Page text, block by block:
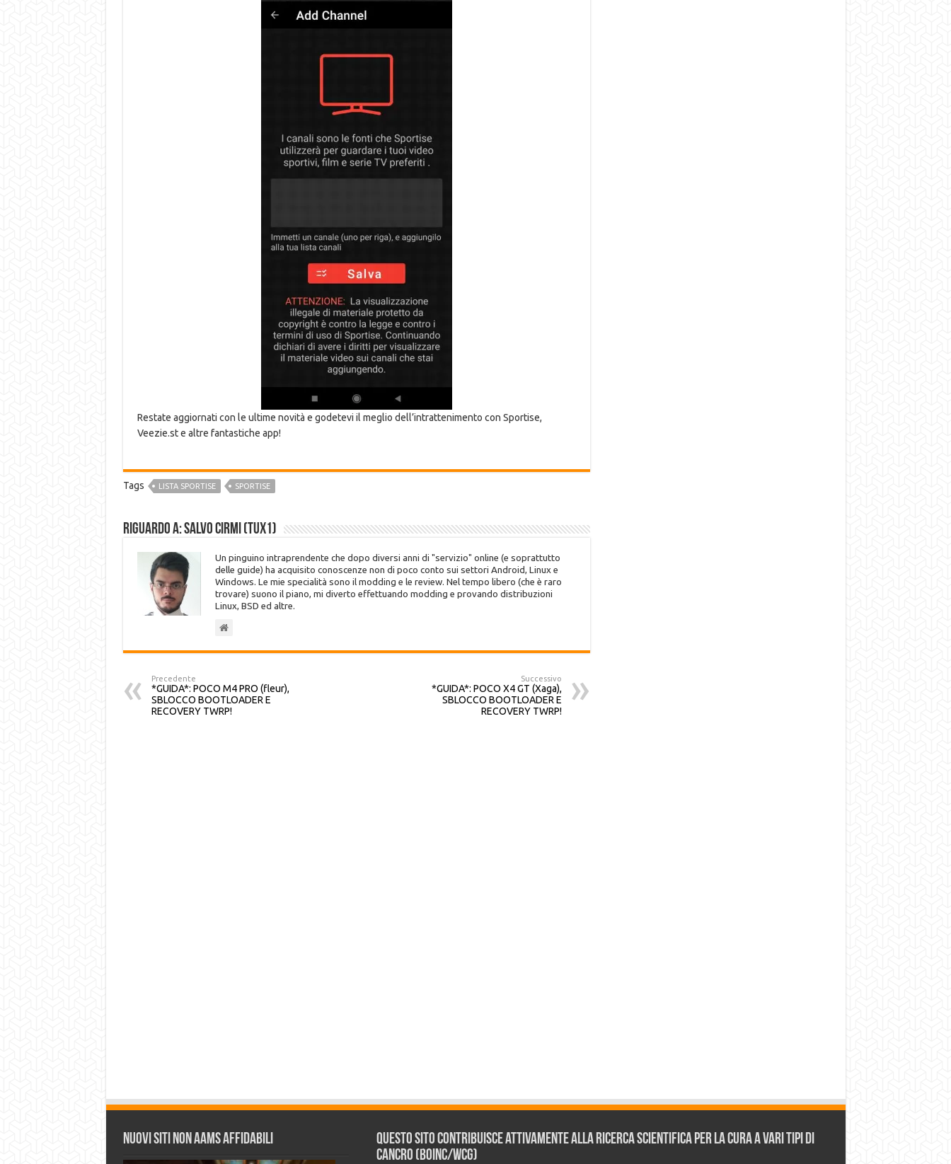
Restate aggiornati con le ultime novità e godetevi il meglio dell’intrattenimento con Sportise,
Veezie.st e altre fantastiche app!
Tags LISTA SPORTISE SPORTISE
Riguardo a: Salvo Cirmi (Tux1)
Un pinguino intraprendente che dopo diversi anni di "servizio" online (e soprattutto
delle guide) ha acquisito conoscenze non di poco conto sui settori Android, Linux e
Windows. Le mie specialità sono il modding e le review. Nel tempo libero (che è raro
trovare) suono il piano, mi diverto effettuando modding e provando distribuzioni
Linux, BSD ed altre.
Precedente
*GUIDA*: POCO M4 PRO (fleur),
SBLOCCO BOOTLOADER E
RECOVERY TWRP!
Successivo
*GUIDA*: POCO X4 GT (Xaga),
SBLOCCO BOOTLOADER E
RECOVERY TWRP!
Nuovi siti non AAMS affidabili
Questo sito contribuisce attivamente alla ricerca scientifica per la cura a vari tipi di
Cancro (BOINC/WCG)